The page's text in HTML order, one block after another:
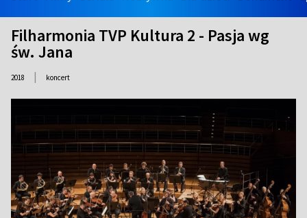
Filharmonia TVP Kultura 2 - Pasja wg
św. Jana
2018 | koncert